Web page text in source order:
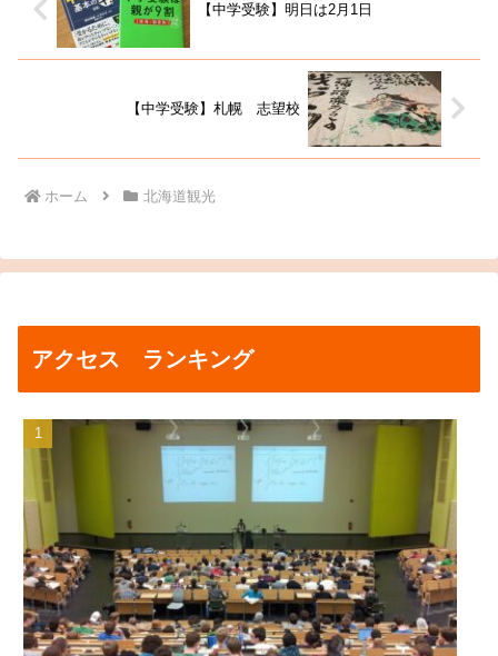
【中学受験】明日は2月1日
【中学受験】札幌 志望校
ホーム 北海道観光
アクセス ランキング